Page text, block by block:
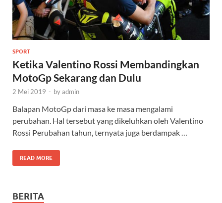
SPORT
Ketika Valentino Rossi Membandingkan
MotoGp Sekarang dan Dulu
2 Mei 2019 - byadmin
Balapan MotoGp dari masa ke masa mengalami
perubahan. Hal tersebut yang dikeluhkan oleh Valentino
Rossi Perubahan tahun, ternyata juga berdampak …
READ MORE
BERITA